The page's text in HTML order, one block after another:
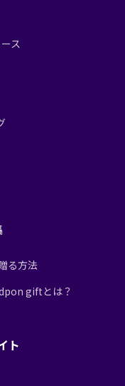
ス
る方法
giftとは？
ト